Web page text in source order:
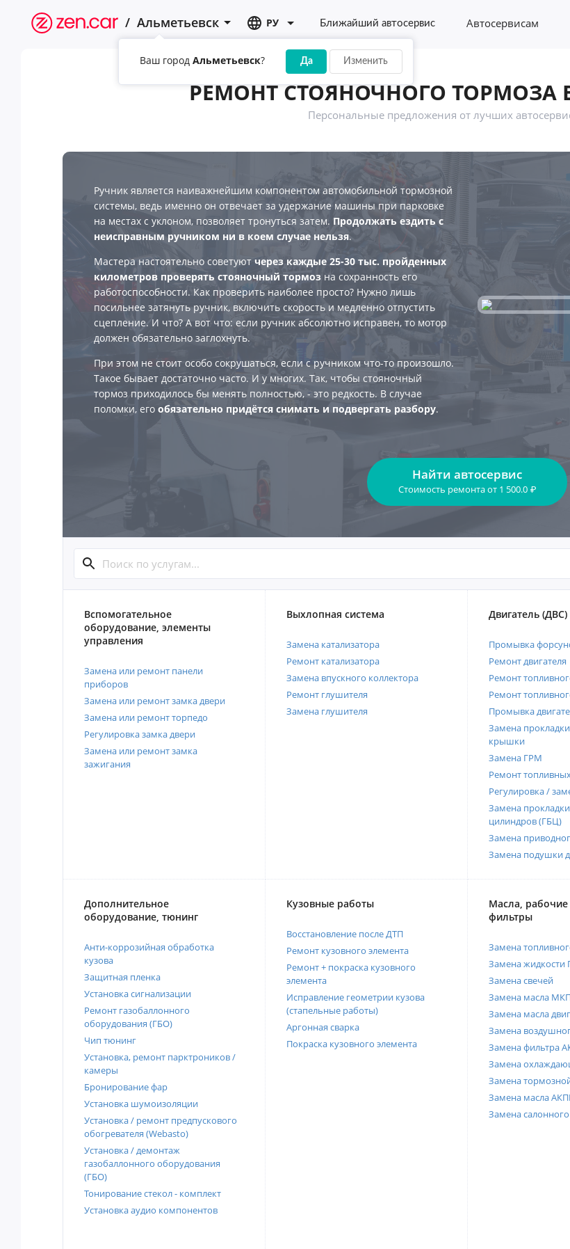
/ Альметьевск
Ваш город Альметьевск? Да Изменить
РУ Ближайший автосервис Автосервисам
РЕМОНТ СТОЯНОЧНОГО ТОРМОЗА
Персональные предложения от лучших
Ручник является наиважнейшим компонентом автомобильной тормозной
системы, ведь именно он отвечает за удержание машины при парковке
на местах с уклоном, позволяет тронуться затем. Продолжать ездить с
неисправным ручником ни в коем случае нельзя.
Мастера настоятельно советуют через каждые 25-30 тыс. пройденных
километров проверять стояночный тормоз на сохранность его
работоспособности. Как проверить наиболее просто? Нужно лишь
посильнее затянуть ручник, включить скорость и медленно отпустить
сцепление. И что? А вот что: если ручник абсолютно исправен, то мотор
должен обязательно заглохнуть.
При этом не стоит особо сокрушаться, если с ручником что-то произошло.
Такое бывает достаточно часто. И у многих. Так, чтобы стояночный
тормоз приходилось бы менять полностью, - это редкость. В случае
поломки, его обязательно придётся снимать и подвергать разбору.
Найти автосервис
Стоимость ремонтаот 1 500.0 ₽
Вспомогательное
оборудование, элементы
управления
Замена или ремонт панели
приборов
Замена или ремонт замка двери
Замена или ремонт торпедо
Регулировка замка двери
Замена или ремонт замка
зажигания
Выхлопная система
Замена катализатора
Ремонт катализатора
Замена впускного коллектора
Ремонт глушителя
Замена глушителя
Двигатель (ДВС)
Промывка
Ремонт двигателя
Ремонт
Ремонт
Промывка
Замена
крышки
Замена ГРМ
Ремонт
Регулировка /
Замена
цилиндров (ГБЦ)
Замена
Замена подушки
Дополнительное
оборудование, тюнинг
Анти-коррозийная обработка
кузова
Защитная пленка
Установка сигнализации
Ремонт газобаллонного
оборудования (ГБО)
Чип тюнинг
Установка, ремонт парктроников /
камеры
Бронирование фар
Установка шумоизоляции
Установка / ремонт предпускового
обогревателя (Webasto)
Установка / демонтаж
газобаллонного оборудования
(ГБО)
Тонирование стекол - комплект
Установка аудио компонентов
Кузовные работы
Восстановление после ДТП
Ремонт кузовного элемента
Ремонт + покраска кузовного
элемента
Исправление геометрии кузова
(стапельные работы)
Аргонная сварка
Покраска кузовного элемента
Масла,
фильтры
Замена
Замена жидкости
Замена свечей
Замена масла
Замена масла
Замена
Замена фильтра
Замена
Замена
Замена масла
Замена